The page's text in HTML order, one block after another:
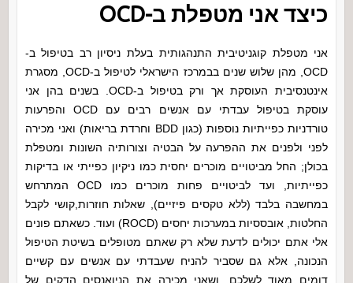
כיצד אני מטפלת ב-OCD
אני מטפלת קוגניטיבית התנהגותית בעלת ניסיון רב בטיפול ב-
OCD, מהן שלוש שנים בבמרכז הישראלי לטיפול ב-OCD, מסגרת
אינטנסיבית העוסקת אך ורק בטיפול ב-OCD. בשנים בהן אני
עוסקת בטיפול עבדתי עם אנשים רבים עם OCD והפרעות
טורדניות כפייתיות נוספות (כגון BDD וחרדת בריאות) ואני מכירה
לפני ולפנים את ההפרעה על הבטיה וצורותיה השונות ומטפלת
בכולן; החל מביטויים מוכרים יחסית כמו ניקיון כפייתי או בדיקות
כפייתיות, ועד לביטויים פחות מוכרים כמו OCD המתרחש
במחשבה בלבד (ללא טקסים פיזיים), שאלות חוזרות,קושי לקבל
החלטות, אובססיות במערכות יחסים (ROCD) ועוד. כשאתם פונים
אלי אתם יכולים לדעת שלא רק שאתם מטופלים בשיטת הטיפול
הנכונה, אלא גם שסביר להניח שעבדתי עם אנשים עם קשיים
דומים מאוד לשלכם, ושאני מכירה את הניואנסים הדקים של